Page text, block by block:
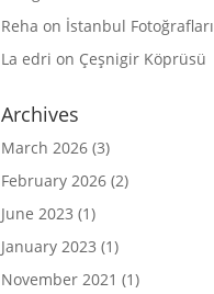
Reha on İstanbul Fotoğrafları
La edri on Çeşnigir Köprüsü
Archives
March 2026 (3)
February 2026 (2)
June 2023 (1)
January 2023 (1)
November 2021 (1)